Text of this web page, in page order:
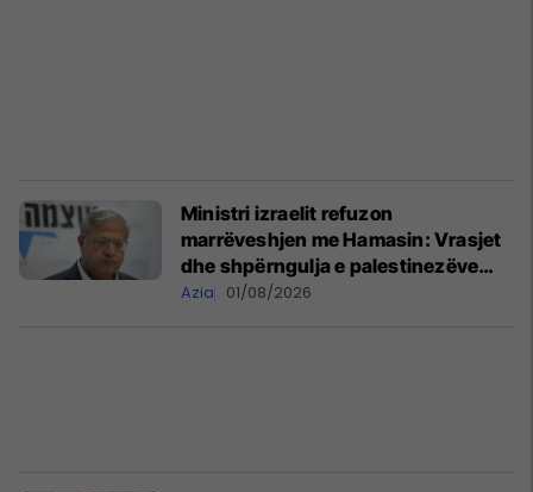
Ministri izraelit refuzon
marrëveshjen me Hamasin: Vrasjet
dhe shpërngulja e palestinezëve
duhet të vazhdojnë
Azia 01/08/2026